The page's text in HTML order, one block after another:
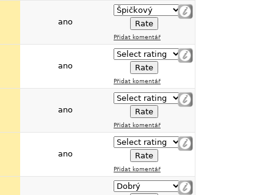
ano
Přidat komentář
ano
Přidat komentář
ano
Přidat komentář
ano
Přidat komentář